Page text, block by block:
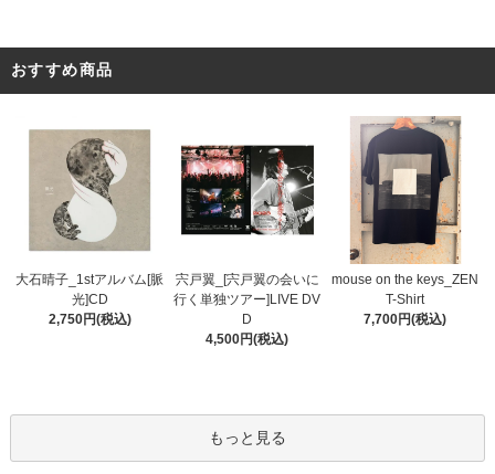
おすすめ商品
大石晴子_1stアルバム[脈
光]CD
2,750円(税込)
宍戸翼_[宍戸翼の会いに
行く単独ツアー]LIVE DV
D
4,500円(税込)
mouse on the keys_ZEN
T-Shirt
7,700円(税込)
もっと見る